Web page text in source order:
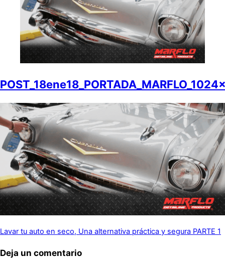
Lavar tu auto en seco, Una alternativa práctica y segura PARTE 1
Deja un comentario